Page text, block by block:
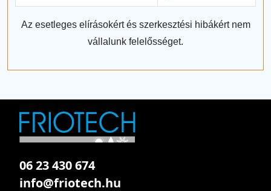
Az esetleges elírásokért és szerkesztési hibákért nem
vállalunk felelősséget.
06 23 430 674
info@friotech.hu